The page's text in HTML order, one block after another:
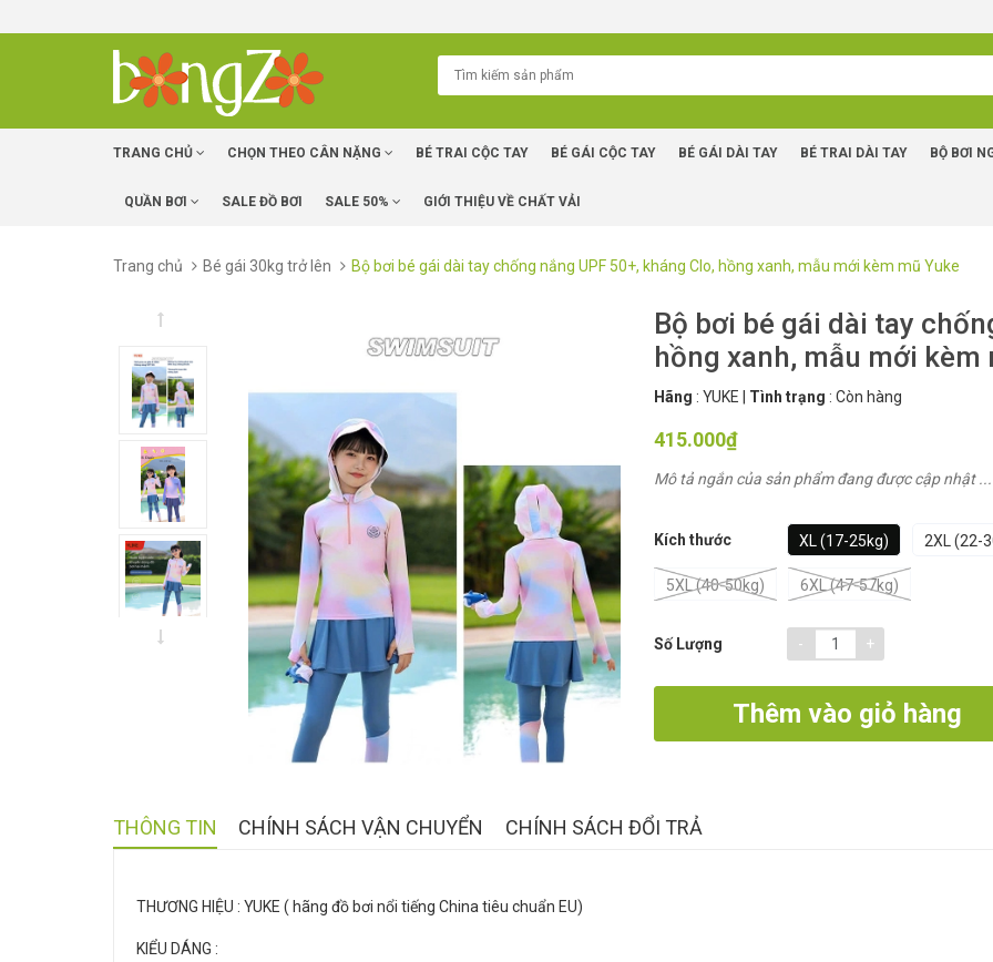
TRANG CHỦ CHỌN THEO CÂN NẶNG BÉ TRAI CỘC TAY BÉ GÁI CỘC TAY BÉ GÁI DÀI TAY BÉ TRAI DÀI TAY BỘ BƠI
QUẦN BƠI SALE ĐỒ BƠI SALE 50% GIỚI THIỆU VỀ CHẤT VẢI
Trang chủ Bé gái 30kg trở lên Bộ bơi bé gái dài tay chống nắng UPF 50+, kháng Clo, hồng xanh, mẫu mới kèm mũ Yuke
Bộ bơi bé gái dài tay
hồng xanh, mẫu mới kèm
Hãng : YUKE Tình trạng : Còn hàng
415.000₫
Mô tả ngắn của sản phẩm đang được cập nhật ...
Kích thước XL (17-25kg) 2XL (22-
5XL (40-50kg) 6XL (47-57kg)
Số Lượng - +
Thêm vào giỏ hàng
THÔNG TIN CHÍNH SÁCH VẬN CHUYỂN CHÍNH SÁCH ĐỔI TRẢ
THƯƠNG HIỆU : YUKE ( hãng đồ bơi nổi tiếng China tiêu chuẩn EU)
KIỂU DÁNG :